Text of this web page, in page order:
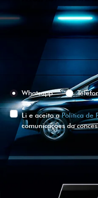
Versão escolhida
Preferência de contato:
Whatsapp
Li e aceito aPolítica de
comunicações da